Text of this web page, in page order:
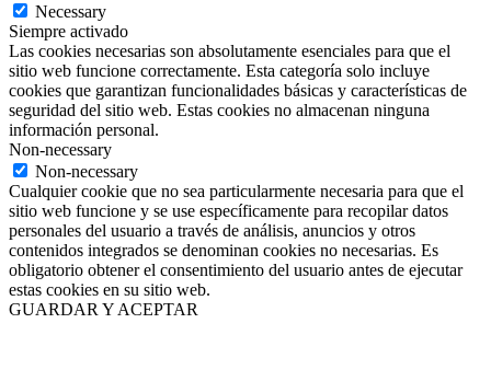
Necessary
Siempre activado
Las cookies necesarias son absolutamente esenciales para que el
sitio web funcione correctamente. Esta categoría solo incluye
cookies que garantizan funcionalidades básicas y características de
seguridad del sitio web. Estas cookies no almacenan ninguna
información personal.
Non-necessary
Non-necessary
Cualquier cookie que no sea particularmente necesaria para que el
sitio web funcione y se use específicamente para recopilar datos
personales del usuario a través de análisis, anuncios y otros
contenidos integrados se denominan cookies no necesarias. Es
obligatorio obtener el consentimiento del usuario antes de ejecutar
estas cookies en su sitio web.
GUARDAR Y ACEPTAR